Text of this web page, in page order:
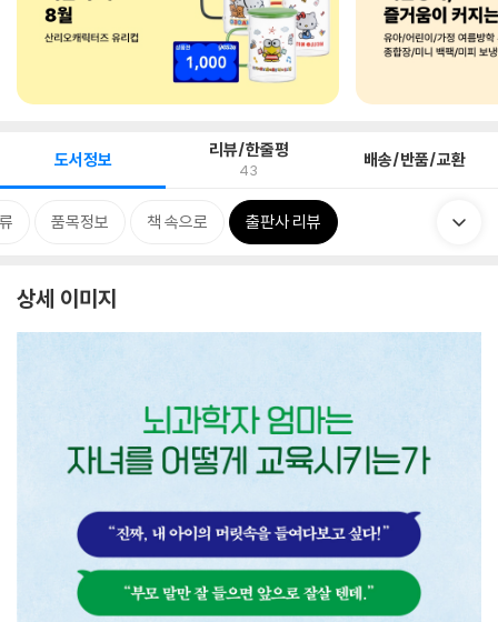
도서정보 리뷰/한줄평
43 배송/반품/교환
품목정보 책 속으로 출판사 리뷰
상세 이미지